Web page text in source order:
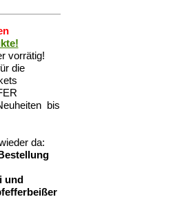
vorrätig!
die
bis
da:
und